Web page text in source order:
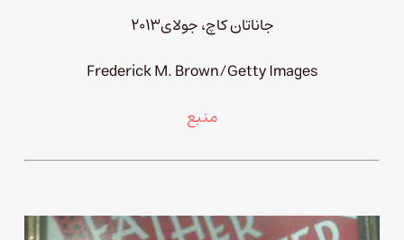
جاناتان کاچ، جولای۲۰۱۳
Frederick M. Brown/Getty Images
منبع